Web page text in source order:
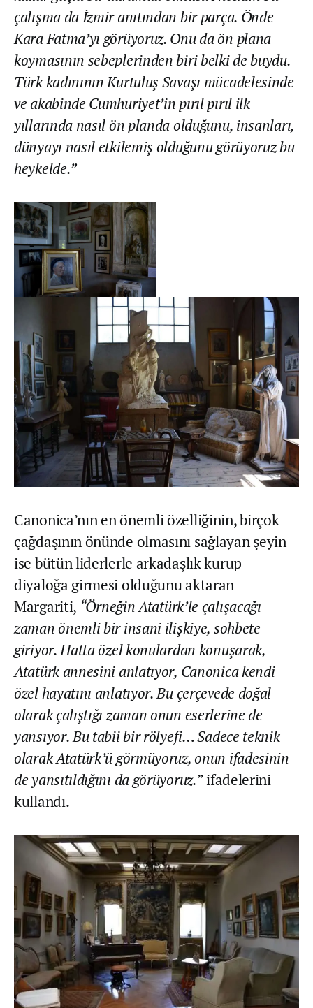
çalışma da İzmir anıtından bir parça. Önde
Kara Fatma’yı görüyoruz. Onu da ön plana
koymasının sebeplerinden biri belki de buydu.
Türk kadınının Kurtuluş Savaşı mücadelesinde
ve akabinde Cumhuriyet’in pırıl pırıl ilk
yıllarında nasıl ön planda olduğunu, insanları,
dünyayı nasıl etkilemiş olduğunu görüyoruz bu
heykelde.”
Canonica’nın en önemli özelliğinin, birçok
çağdaşının önünde olmasını sağlayan şeyin
ise bütün liderlerle arkadaşlık kurup
diyaloğa girmesi olduğunu aktaran
Margariti, “Örneğin Atatürk’le çalışacağı
zaman önemli bir insani ilişkiye, sohbete
giriyor. Hatta özel konulardan konuşarak,
Atatürk annesini anlatıyor, Canonica kendi
özel hayatını anlatıyor. Bu çerçevede doğal
olarak çalıştığı zaman onun eserlerine de
yansıyor. Bu tabii bir rölyefi… Sadece teknik
olarak Atatürk’ü görmüyoruz, onun ifadesinin
de yansıtıldığını da görüyoruz.” ifadelerini
kullandı.